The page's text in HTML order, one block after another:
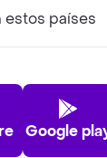
estos países
Google